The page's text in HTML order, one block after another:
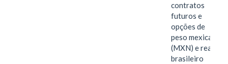
contratos
futuros e
opções de
peso mexicano
(MXN) e real
brasileiro